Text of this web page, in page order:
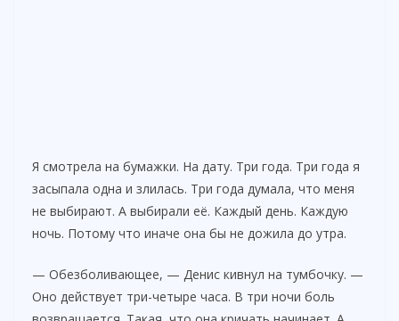
Я смотрела на бумажки. На дату. Три года. Три года я
засыпала одна и злилась. Три года думала, что меня
не выбирают. А выбирали её. Каждый день. Каждую
ночь. Потому что иначе она бы не дожила до утра.
— Обезболивающее, — Денис кивнул на тумбочку. —
Оно действует три-четыре часа. В три ночи боль